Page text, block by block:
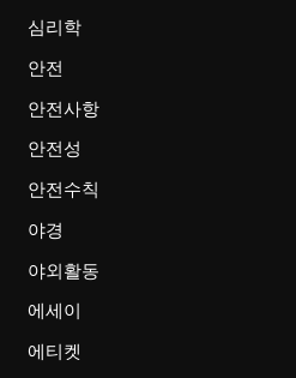
심리학
안전
안전사항
안전성
안전수칙
야경
야외활동
에세이
에티켓